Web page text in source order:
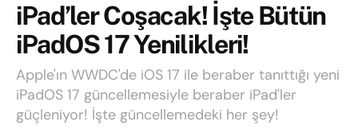
iPad’ler Coşacak! İşte Bütün
iPadOS 17 Yenilikleri!
Apple'ın WWDC'de iOS 17 ile beraber tanıttığı yeni
iPadOS 17 güncellemesiyle beraber iPad'ler
güçleniyor! İşte güncellemedeki her şey!